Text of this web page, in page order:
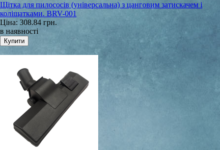
Щітка для пилососів (універсальна) з цанговим затискачем і
коліщатками. BRV-001
Ціна: 308.84 грн.
в наявності